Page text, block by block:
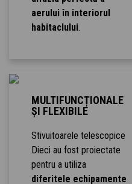
aerului în interiorul
habitaclului.
MULTIFUNCȚIONALE
ȘI FLEXIBILE
Stivuitoarele telescopice
Dieci au fost proiectate
pentru a utiliza
diferitele echipamente